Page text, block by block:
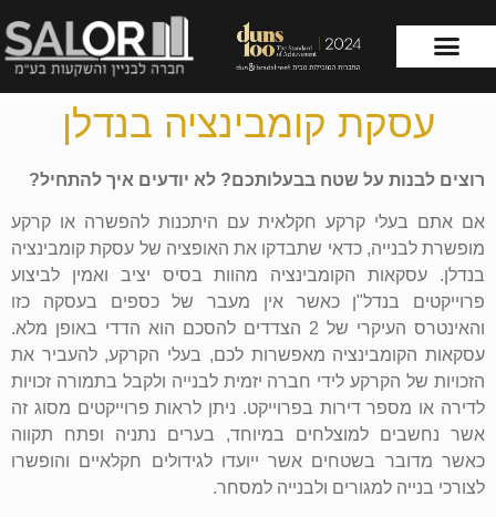
עסקת קומבינציה בנדלן
רוצים לבנות על שטח בבעלותכם? לא יודעים איך להתחיל?
אם אתם בעלי קרקע חקלאית עם היתכנות להפשרה או קרקע
מופשרת לבנייה, כדאי שתבדקו את האופציה של עסקת קומבינציה
בנדלן. עסקאות הקומבינציה מהוות בסיס יציב ואמין לביצוע
פרוייקטים בנדל"ן כאשר אין מעבר של כספים בעסקה כזו
והאינטרס העיקרי של 2 הצדדים להסכם הוא הדדי באופן מלא.
עסקאות הקומבינציה מאפשרות לכם, בעלי הקרקע, להעביר את
הזכויות של הקרקע לידי חברה יזמית לבנייה ולקבל בתמורה זכויות
לדירה או מספר דירות בפרוייקט. ניתן לראות פרוייקטים מסוג זה
אשר נחשבים למוצלחים במיוחד, בערים נתניה ופתח תקווה
כאשר מדובר בשטחים אשר ייועדו לגידולים חקלאיים והופשרו
לצורכי בנייה למגורים ולבנייה למסחר.